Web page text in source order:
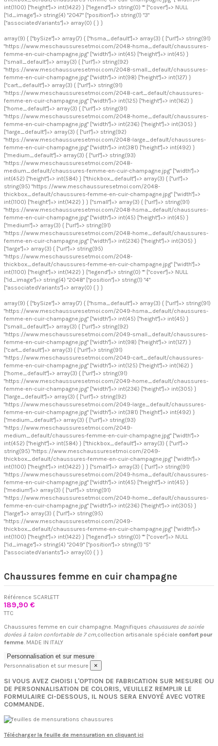
int(1100) ["height"]=> int(1422) } ["legend"]=> string(0) "" ["cover"]=> NULL
["id_image"]=> string(4) "2047" ["position"]=> string(1) "3"
["associatedVariants"]=> array(0) { } }
array(9) { ["bySize"]=> array(7) { ["hsma_default"]=> array(3) { ["url"]=> string(91)
"https://www.meschaussuresetmoi.com/2048-hsma_default/chaussures-
femme-en-cuir-champagne.jpg" ["width"]=> int(45) ["height"]=> int(45) }
["small_default"]=> array(3) { ["url"]=> string(92)
"https://www.meschaussuresetmoi.com/2048-small_default/chaussures-
femme-en-cuir-champagne.jpg" ["width"]=> int(98) ["height"]=> int(127) }
["cart_default"]=> array(3) { ["url"]=> string(91)
"https://www.meschaussuresetmoi.com/2048-cart_default/chaussures-
femme-en-cuir-champagne.jpg" ["width"]=> int(125) ["height"]=> int(162) }
["home_default"]=> array(3) { ["url"]=> string(91)
"https://www.meschaussuresetmoi.com/2048-home_default/chaussures-
femme-en-cuir-champagne.jpg" ["width"]=> int(236) ["height"]=> int(305) }
["large_default"]=> array(3) { ["url"]=> string(92)
"https://www.meschaussuresetmoi.com/2048-large_default/chaussures-
femme-en-cuir-champagne.jpg" ["width"]=> int(381) ["height"]=> int(492) }
["medium_default"]=> array(3) { ["url"]=> string(93)
"https://www.meschaussuresetmoi.com/2048-
medium_default/chaussures-femme-en-cuir-champagne.jpg" ["width"]=>
int(452) ["height"]=> int(584) } ["thickbox_default"]=> array(3) { ["url"]=>
string(95) "https://www.meschaussuresetmoi.com/2048-
thickbox_default/chaussures-femme-en-cuir-champagne.jpg" ["width"]=>
int(1100) ["height"]=> int(1422) } } ["small"]=> array(3) { ["url"]=> string(91)
"https://www.meschaussuresetmoi.com/2048-hsma_default/chaussures-
femme-en-cuir-champagne.jpg" ["width"]=> int(45) ["height"]=> int(45) }
["medium"]=> array(3) { ["url"]=> string(91)
"https://www.meschaussuresetmoi.com/2048-home_default/chaussures-
femme-en-cuir-champagne.jpg" ["width"]=> int(236) ["height"]=> int(305) }
["large"]=> array(3) { ["url"]=> string(95)
"https://www.meschaussuresetmoi.com/2048-
thickbox_default/chaussures-femme-en-cuir-champagne.jpg" ["width"]=>
int(1100) ["height"]=> int(1422) } ["legend"]=> string(0) "" ["cover"]=> NULL
["id_image"]=> string(4) "2048" ["position"]=> string(1) "4"
["associatedVariants"]=> array(0) { } }
array(9) { ["bySize"]=> array(7) { ["hsma_default"]=> array(3) { ["url"]=> string(91)
"https://www.meschaussuresetmoi.com/2049-hsma_default/chaussures-
femme-en-cuir-champagne.jpg" ["width"]=> int(45) ["height"]=> int(45) }
["small_default"]=> array(3) { ["url"]=> string(92)
"https://www.meschaussuresetmoi.com/2049-small_default/chaussures-
femme-en-cuir-champagne.jpg" ["width"]=> int(98) ["height"]=> int(127) }
["cart_default"]=> array(3) { ["url"]=> string(91)
"https://www.meschaussuresetmoi.com/2049-cart_default/chaussures-
femme-en-cuir-champagne.jpg" ["width"]=> int(125) ["height"]=> int(162) }
["home_default"]=> array(3) { ["url"]=> string(91)
"https://www.meschaussuresetmoi.com/2049-home_default/chaussures-
femme-en-cuir-champagne.jpg" ["width"]=> int(236) ["height"]=> int(305) }
["large_default"]=> array(3) { ["url"]=> string(92)
"https://www.meschaussuresetmoi.com/2049-large_default/chaussures-
femme-en-cuir-champagne.jpg" ["width"]=> int(381) ["height"]=> int(492) }
["medium_default"]=> array(3) { ["url"]=> string(93)
"https://www.meschaussuresetmoi.com/2049-
medium_default/chaussures-femme-en-cuir-champagne.jpg" ["width"]=>
int(452) ["height"]=> int(584) } ["thickbox_default"]=> array(3) { ["url"]=>
string(95) "https://www.meschaussuresetmoi.com/2049-
thickbox_default/chaussures-femme-en-cuir-champagne.jpg" ["width"]=>
int(1100) ["height"]=> int(1422) } } ["small"]=> array(3) { ["url"]=> string(91)
"https://www.meschaussuresetmoi.com/2049-hsma_default/chaussures-
femme-en-cuir-champagne.jpg" ["width"]=> int(45) ["height"]=> int(45) }
["medium"]=> array(3) { ["url"]=> string(91)
"https://www.meschaussuresetmoi.com/2049-home_default/chaussures-
femme-en-cuir-champagne.jpg" ["width"]=> int(236) ["height"]=> int(305) }
["large"]=> array(3) { ["url"]=> string(95)
"https://www.meschaussuresetmoi.com/2049-
thickbox_default/chaussures-femme-en-cuir-champagne.jpg" ["width"]=>
int(1100) ["height"]=> int(1422) } ["legend"]=> string(0) "" ["cover"]=> NULL
["id_image"]=> string(4) "2049" ["position"]=> string(1) "5"
["associatedVariants"]=> array(0) { } }
Chaussures femme en cuir champagne
Référence SCARLETT
189,90 €
TTC
Chaussures femme en cuir champagne. Magnifiques chaussures de soirée
dorées à talon confortable de 7 cm,collection artisanale spéciale confort pour
femme. MADE IN ITALY
Personnalisation et sur mesure
Personnalisation et sur mesure ×
SI VOUS AVEZ CHOISI L'OPTION DE FABRICATION SUR MESURE OU
DE PERSONNALISATION DE COLORIS, VEUILLEZ REMPLIR LE
FORMULAIRE CI-DESSOUS, IL NOUS SERA ENVOYÉ AVEC VOTRE
COMMANDE.
Télécharger la feuille de mensuration en cliquant ici